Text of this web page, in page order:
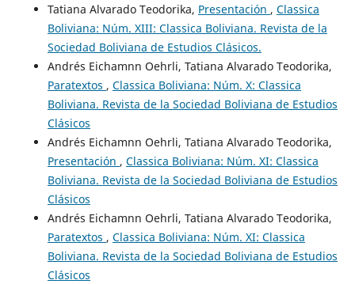
Tatiana Alvarado Teodorika, Presentación , Classica
Boliviana: Núm. XIII: Classica Boliviana. Revista de la
Sociedad Boliviana de Estudios Clásicos.
Andrés Eichamnn Oehrli, Tatiana Alvarado Teodorika,
Paratextos , Classica Boliviana: Núm. X: Classica
Boliviana. Revista de la Sociedad Boliviana de Estudios
Clásicos
Andrés Eichamnn Oehrli, Tatiana Alvarado Teodorika,
Presentación , Classica Boliviana: Núm. XI: Classica
Boliviana. Revista de la Sociedad Boliviana de Estudios
Clásicos
Andrés Eichamnn Oehrli, Tatiana Alvarado Teodorika,
Paratextos , Classica Boliviana: Núm. XI: Classica
Boliviana. Revista de la Sociedad Boliviana de Estudios
Clásicos